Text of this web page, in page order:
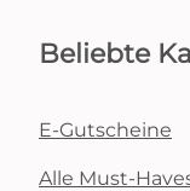
Beliebte
E-Gutscheine
Alle Must-